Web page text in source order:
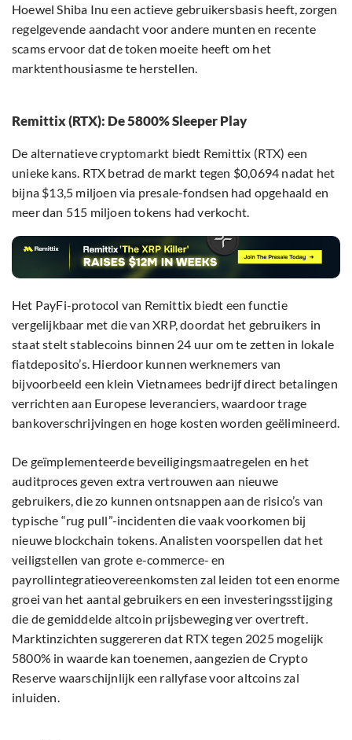
Hoewel Shiba Inu een actieve gebruikersbasis heeft, zorgen
regelgevende aandacht voor andere munten en recente
scams ervoor dat de token moeite heeft om het
marktenthousiasme te herstellen.
Remittix (RTX): De 5800% Sleeper Play
De alternatieve cryptomarkt biedt Remittix (RTX) een
unieke kans. RTX betrad de markt tegen $0,0694 nadat het
bijna $13,5 miljoen via presale-fondsen had opgehaald en
meer dan 515 miljoen tokens had verkocht.
Het PayFi-protocol van Remittix biedt een functie
vergelijkbaar met die van XRP, doordat het gebruikers in
staat stelt stablecoins binnen 24 uur om te zetten in lokale
fiatdeposito’s. Hierdoor kunnen werknemers van
bijvoorbeeld een klein Vietnamees bedrijf direct betalingen
verrichten aan Europese leveranciers, waardoor trage
bankoverschrijvingen en hoge kosten worden geëlimineerd.
De geïmplementeerde beveiligingsmaatregelen en het
auditproces geven extra vertrouwen aan nieuwe
gebruikers, die zo kunnen ontsnappen aan de risico’s van
typische “rug pull”-incidenten die vaak voorkomen bij
nieuwe blockchain tokens. Analisten voorspellen dat het
veiligstellen van grote e-commerce- en
payrollintegratieovereenkomsten zal leiden tot een enorme
groei van het aantal gebruikers en een investeringsstijging
die de gemiddelde altcoin prijsbeweging ver overtreft.
Marktinzichten suggereren dat RTX tegen 2025 mogelijk
5800% in waarde kan toenemen, aangezien de Crypto
Reserve waarschijnlijk een rallyfase voor altcoins zal
inluiden.